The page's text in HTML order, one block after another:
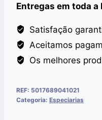
Entregas em toda a
Satisfação
Aceitamos
Os melhores
REF: 5017689041021
Categoria: Especiarias